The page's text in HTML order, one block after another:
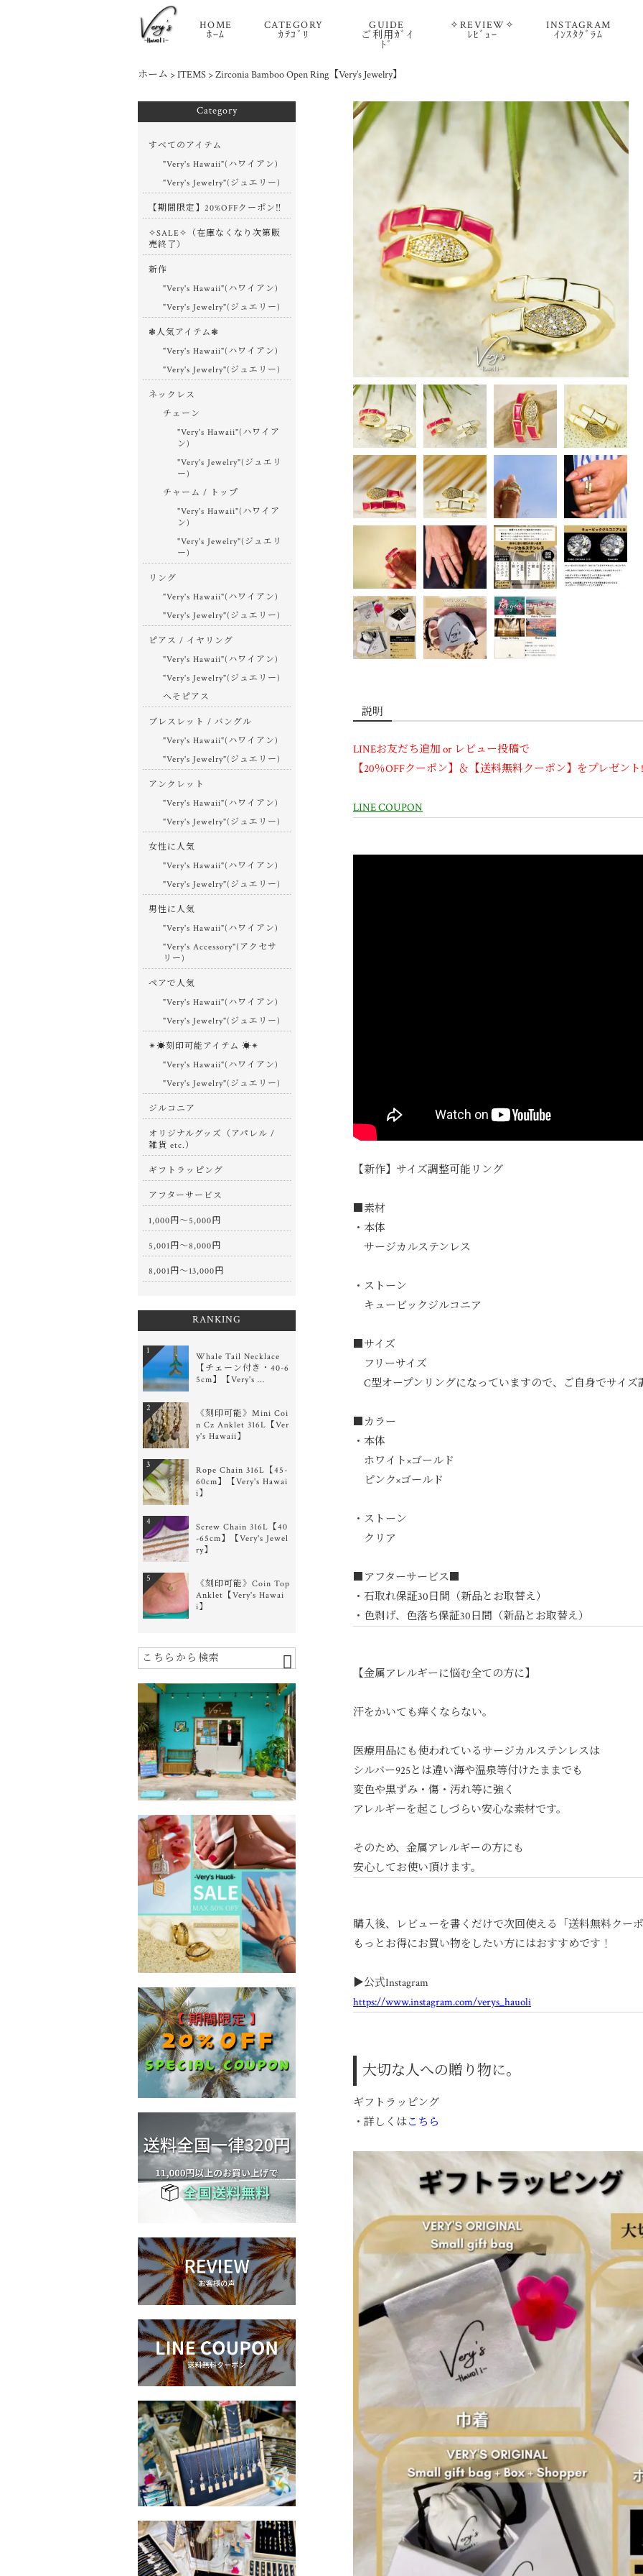
HOME
ﾎｰﾑ
CATEGORY
ｶﾃｺﾞﾘ
GUIDE
ご利用ｶﾞｲ
ﾄﾞ
✧REVIEW✧
ﾚﾋﾞｭｰ
INSTAGRAM
ｲﾝｽﾀｸﾞﾗﾑ
ホーム >ITEMS >Zirconia Bamboo Open Ring【Very’s Jewelry】
説明
LINEお友だち追加 or レビュー投稿で
【20％OFFクーポン】＆【送料無料クーポン】をプレゼント
LINE COUPON
ここにURL
【新作】サイズ調整可能リング
■素材
・本体
サージカルステンレス
・ストーン
キュービックジルコニア
■サイズ
フリーサイズ
C型オープンリングになっていますので、ご自身でサイズ
■カラー
・本体
ホワイト×ゴールド
ピンク×ゴールド
・ストーン
クリア
■アフターサービス■
・石取れ保証30日間（新品とお取替え）
・色剥げ、色落ち保証30日間（新品とお取替え）
【金属アレルギーに悩む全ての方に】
汗をかいても痒くならない。
医療用品にも使われているサージカルステンレスは
シルバー925とは違い海や温泉等付けたままでも
変色や黒ずみ・傷・汚れ等に強く
アレルギーを起こしづらい安心な素材です。
そのため、金属アレルギーの方にも
安心してお使い頂けます。
購入後、レビューを書くだけで次回使える「送料無料クー
もっとお得にお買い物をしたい方にはおすすめです！
▶︎公式Instagram
https://www.instagram.com/verys_hauoli
大切な人への贈り物に。
ギフトラッピング
・詳しくはこちら
Category
すべてのアイテム
"Very's Hawaii"(ハワイアン)
"Very's Jewelry"(ジュエリー)
【期間限定】20%OFFクーポン‼
✧SALE✧（在庫なくなり次第販
売終了）
新作
"Very's Hawaii"(ハワイアン)
"Very's Jewelry"(ジュエリー)
❃人気アイテム❃
"Very's Hawaii"(ハワイアン)
"Very's Jewelry"(ジュエリー)
ネックレス
チェーン
"Very's Hawaii"(ハワイア
ン)
"Very's Jewelry"(ジュエリ
ー)
チャーム / トップ
"Very's Hawaii"(ハワイア
ン)
"Very's Jewelry"(ジュエリ
ー)
リング
"Very's Hawaii"(ハワイアン)
"Very's Jewelry"(ジュエリー)
ピアス / イヤリング
"Very's Hawaii"(ハワイアン)
"Very's Jewelry"(ジュエリー)
へそピアス
ブレスレット / バングル
"Very's Hawaii"(ハワイアン)
"Very's Jewelry"(ジュエリー)
アンクレット
"Very's Hawaii"(ハワイアン)
"Very's Jewelry"(ジュエリー)
女性に人気
"Very's Hawaii"(ハワイアン)
"Very's Jewelry"(ジュエリー)
男性に人気
"Very's Hawaii"(ハワイアン)
"Very's Accessory"(アクセサ
リー)
ペアで人気
"Very's Hawaii"(ハワイアン)
"Very's Jewelry"(ジュエリー)
✴︎☀︎刻印可能アイテム ☀︎✴︎
"Very's Hawaii"(ハワイアン)
"Very's Jewelry"(ジュエリー)
ジルコニア
オリジナルグッズ（アパレル /
雑貨 etc.）
ギフトラッピング
アフターサービス
1,000円〜5,000円
5,001円〜8,000円
8,001円〜13,000円
RANKING
Whale Tail Necklace
【チェーン付き・40-6
5cm】【Very's …
1
《刻印可能》Mini Coi
n Cz Anklet 316L【Ver
y's Hawaii】
2
Rope Chain 316L【45-
60cm】【Very's Hawai
i】
3
Screw Chain 316L【40
-65cm】【Very's Jewel
ry】
4
《刻印可能》Coin Top
Anklet【Very's Hawai
i】
5